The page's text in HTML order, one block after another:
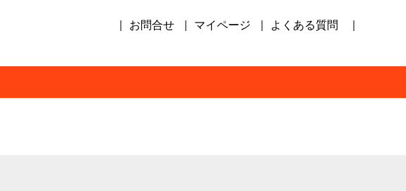
お問合せ マイページ よくある質問